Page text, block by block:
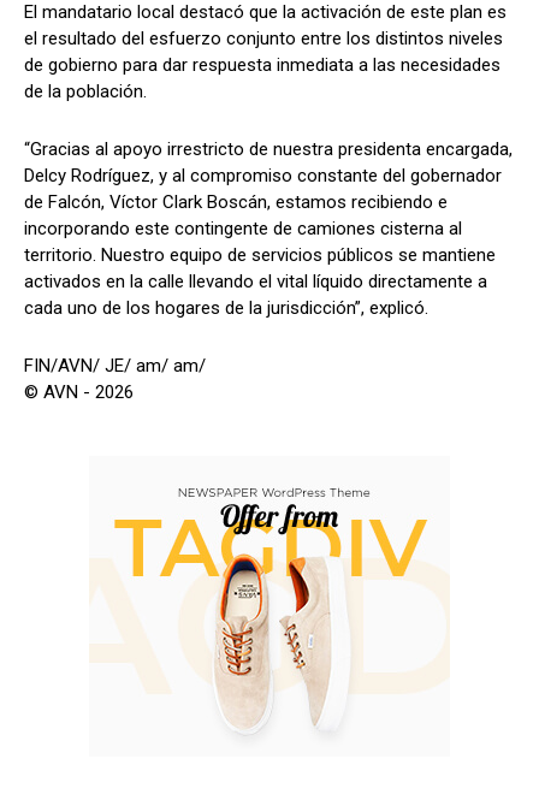
El mandatario local destacó que la activación de este plan es
el resultado del esfuerzo conjunto entre los distintos niveles
de gobierno para dar respuesta inmediata a las necesidades
de la población.
“Gracias al apoyo irrestricto de nuestra presidenta encargada,
Delcy Rodríguez, y al compromiso constante del gobernador
de Falcón, Víctor Clark Boscán, estamos recibiendo e
incorporando este contingente de camiones cisterna al
territorio. Nuestro equipo de servicios públicos se mantiene
activados en la calle llevando el vital líquido directamente a
cada uno de los hogares de la jurisdicción”, explicó.
FIN/AVN/ JE/ am/ am/
© AVN - 2026